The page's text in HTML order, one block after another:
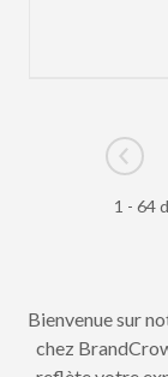
Go
1 - 64
Bienvenue sur
chez